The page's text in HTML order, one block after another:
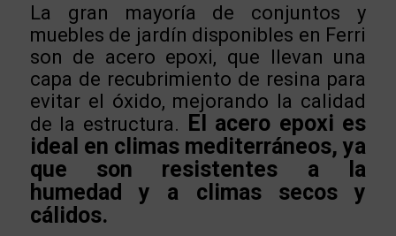
La gran mayoría de conjuntos y
muebles de jardín disponibles en Ferri
son de acero epoxi, que llevan una
capa de recubrimiento de resina para
evitar el óxido, mejorando la calidad
de la estructura.
El acero epoxi es
ideal en climas mediterráneos, ya
que son resistentes a la
humedad y a climas secos y
cálidos.